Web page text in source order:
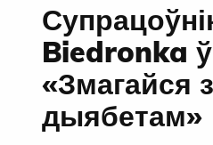
Biedronka ў
«Змагайся з
дыябетам»